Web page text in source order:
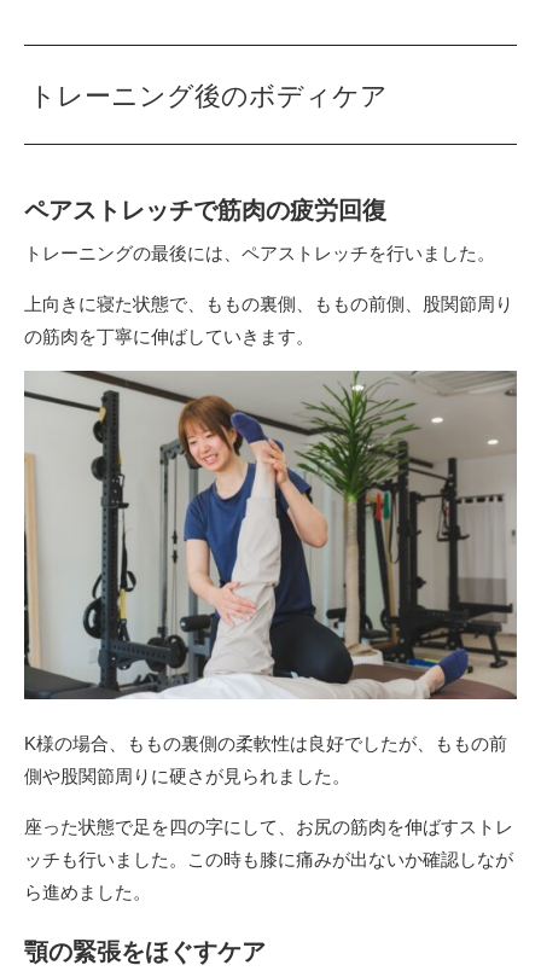
トレーニング後のボディケア
ペアストレッチで筋肉の疲労回復
トレーニングの最後には、ペアストレッチを行いました。
上向きに寝た状態で、ももの裏側、ももの前側、股関節周り
の筋肉を丁寧に伸ばしていきます。
K様の場合、ももの裏側の柔軟性は良好でしたが、ももの前
側や股関節周りに硬さが見られました。
座った状態で足を四の字にして、お尻の筋肉を伸ばすストレ
ッチも行いました。この時も膝に痛みが出ないか確認しなが
ら進めました。
顎の緊張をほぐすケア